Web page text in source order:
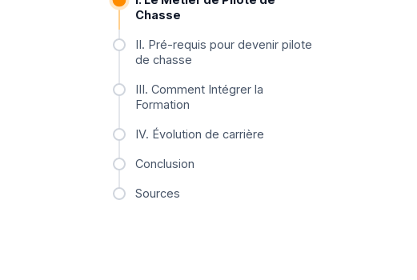
Chasse
II. Pré-requis pour devenir pilote
de chasse
III. Comment Intégrer la
Formation
IV. Évolution de carrière
Conclusion
Sources